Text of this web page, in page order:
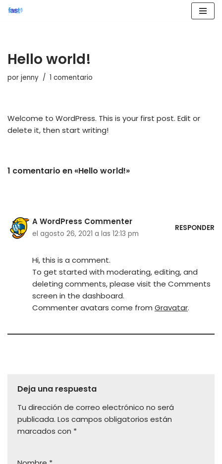
Hello world!
por jenny 1 comentario
Welcome to WordPress. This is your first post. Edit or
delete it, then start writing!
1 comentario en «Hello world!»
A WordPress Commenter
el agosto 26, 2021 a las 12:13 pm
RESPONDER
Hi, this is a comment.
To get started with moderating, editing, and
deleting comments, please visit the Comments
screen in the dashboard.
Commenter avatars come from Gravatar.
Deja una respuesta
Tu dirección de correo electrónico no será
publicada. Los campos obligatorios están
marcados con *